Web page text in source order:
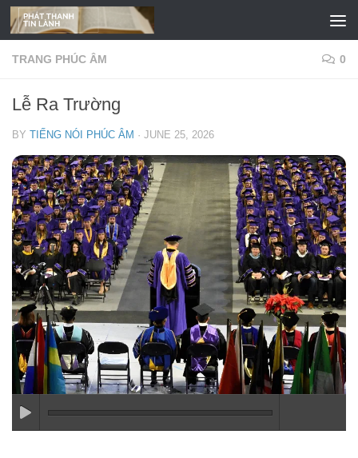
Skip to content
TRANG PHÚC ÂM 0
Lễ Ra Trường
BY TIẾNG NÓI PHÚC ÂM · JUNE 25, 2026